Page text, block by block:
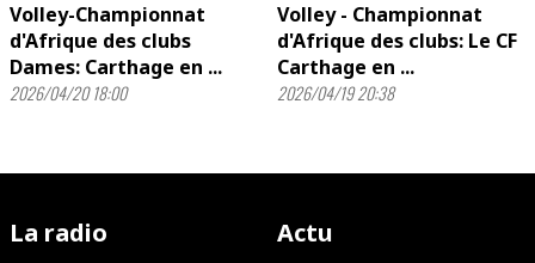
Volley-Championnat
d'Afrique des clubs
Dames: Carthage en ...
2026/04/20 18:00
Volley - Championnat
d'Afrique des clubs: Le CF
Carthage en ...
2026/04/19 20:38
La radio Actu